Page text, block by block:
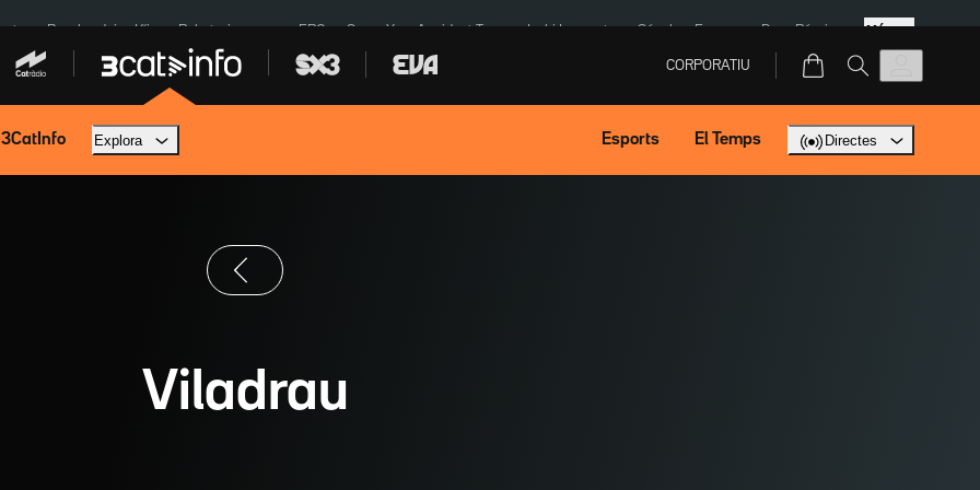
Bombardejos Kíiv Robatoris coure ERC SpaceX Accident Tona Isaki Lacuesta Sánchez Europa Dron Rússia Més
CORPORATIU
3CatInfo Explora Esports El Temps Directes
Viladrau